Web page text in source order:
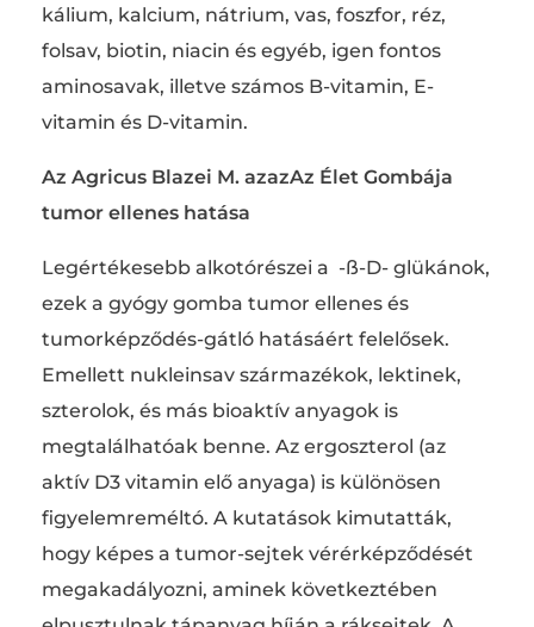
kálium, kalcium, nátrium, vas, foszfor, réz,
folsav, biotin, niacin és egyéb, igen fontos
aminosavak, illetve számos B-vitamin, E-
vitamin és D-vitamin.
Az Agricus Blazei M. azazAz Élet Gombája
tumor ellenes hatása
Legértékesebb alkotórészei a -ß-D- glükánok,
ezek a gyógy gomba tumor ellenes és
tumorképződés-gátló hatásáért felelősek.
Emellett nukleinsav származékok, lektinek,
szterolok, és más bioaktív anyagok is
megtalálhatóak benne. Az ergoszterol (az
aktív D3 vitamin elő anyaga) is különösen
figyelemreméltó. A kutatások kimutatták,
hogy képes a tumor-sejtek vérérképződését
megakadályozni, aminek következtében